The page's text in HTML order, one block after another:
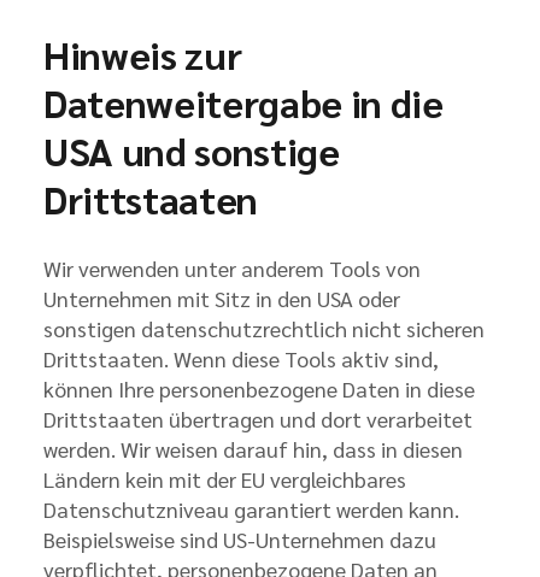
Hinweis zur
Datenweitergabe in die
USA und sonstige
Drittstaaten
Wir verwenden unter anderem Tools von
Unternehmen mit Sitz in den USA oder
sonstigen datenschutzrechtlich nicht sicheren
Drittstaaten. Wenn diese Tools aktiv sind,
können Ihre personenbezogene Daten in diese
Drittstaaten übertragen und dort verarbeitet
werden. Wir weisen darauf hin, dass in diesen
Ländern kein mit der EU vergleichbares
Datenschutzniveau garantiert werden kann.
Beispielsweise sind US-Unternehmen dazu
verpflichtet, personenbezogene Daten an